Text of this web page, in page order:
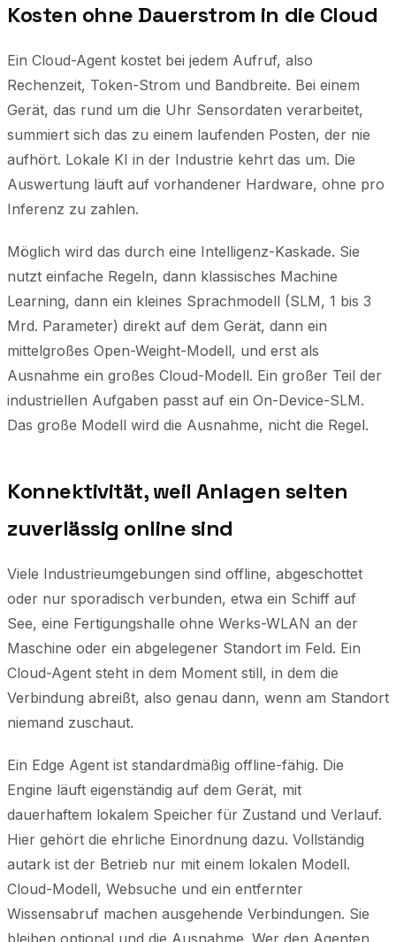
Kosten ohne Dauerstrom in die Cloud
Ein Cloud-Agent kostet bei jedem Aufruf, also
Rechenzeit, Token-Strom und Bandbreite. Bei einem
Gerät, das rund um die Uhr Sensordaten verarbeitet,
summiert sich das zu einem laufenden Posten, der nie
aufhört. Lokale KI in der Industrie kehrt das um. Die
Auswertung läuft auf vorhandener Hardware, ohne pro
Inferenz zu zahlen.
Möglich wird das durch eine Intelligenz-Kaskade. Sie
nutzt einfache Regeln, dann klassisches Machine
Learning, dann ein kleines Sprachmodell (SLM, 1 bis 3
Mrd. Parameter) direkt auf dem Gerät, dann ein
mittelgroßes Open-Weight-Modell, und erst als
Ausnahme ein großes Cloud-Modell. Ein großer Teil der
industriellen Aufgaben passt auf ein On-Device-SLM.
Das große Modell wird die Ausnahme, nicht die Regel.
Konnektivität, weil Anlagen selten
zuverlässig online sind
Viele Industrieumgebungen sind offline, abgeschottet
oder nur sporadisch verbunden, etwa ein Schiff auf
See, eine Fertigungshalle ohne Werks-WLAN an der
Maschine oder ein abgelegener Standort im Feld. Ein
Cloud-Agent steht in dem Moment still, in dem die
Verbindung abreißt, also genau dann, wenn am Standort
niemand zuschaut.
Ein Edge Agent ist standardmäßig offline-fähig. Die
Engine läuft eigenständig auf dem Gerät, mit
dauerhaftem lokalem Speicher für Zustand und Verlauf.
Hier gehört die ehrliche Einordnung dazu. Vollständig
autark ist der Betrieb nur mit einem lokalen Modell.
Cloud-Modell, Websuche und ein entfernter
Wissensabruf machen ausgehende Verbindungen. Sie